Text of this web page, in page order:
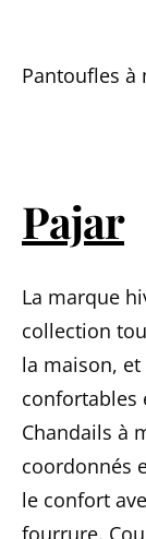
Pantoufles à
Pajar
La marque
collection
la maison,
confortables
Chandails à
coordonnés
le confort
fourrure.